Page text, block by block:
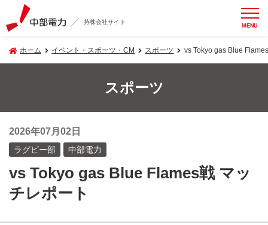
持株会社サイト MENU
ホーム イベント・スポーツ・CM スポーツ vs Tokyo gas Blue
スポーツ
2026年07月02日
ラグビー部 中部電力
vs Tokyo gas Blue Flames戦 マッ
チレポート